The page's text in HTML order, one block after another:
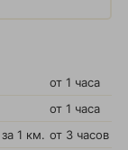
от 1 часа
от 1 часа
1 км. от 3 часов